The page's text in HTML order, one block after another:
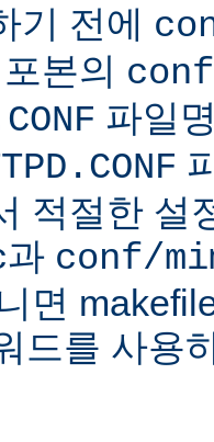
기 전에
본의 conf
파일
적절한 설
과 conf/
면
드를 사용